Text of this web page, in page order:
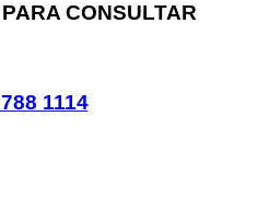
CONSULTAR
1114